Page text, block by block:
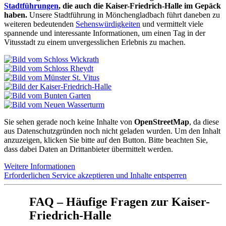
Stadtführungen, die auch die Kaiser-Friedrich-Halle im Gepäck
haben. Unsere Stadtführung in Mönchengladbach führt daneben zu
weiteren bedeutenden Sehenswürdigkeiten und vermittelt viele
spannende und interessante Informationen, um einen Tag in der
Vitusstadt zu einem unvergesslichen Erlebnis zu machen.
Sie sehen gerade noch keine Inhalte von OpenStreetMap, da diese
aus Datenschutzgründen noch nicht geladen wurden. Um den Inhalt
anzuzeigen, klicken Sie bitte auf den Button. Bitte beachten Sie,
dass dabei Daten an Drittanbieter übermittelt werden.
Weitere Informationen
Erforderlichen Service akzeptieren und Inhalte entsperren
FAQ – Häufige Fragen zur Kaiser-
Friedrich-Halle